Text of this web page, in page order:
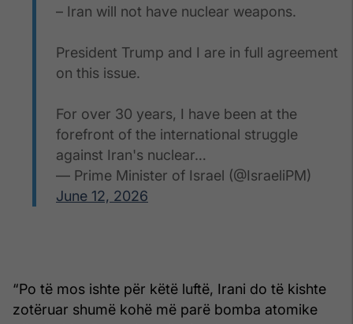
– Iran will not have nuclear weapons.
President Trump and I are in full agreement
on this issue.
For over 30 years, I have been at the
forefront of the international struggle
against Iran's nuclear…
— Prime Minister of Israel (@IsraeliPM)
June 12, 2026
“Po të mos ishte për këtë luftë, Irani do të kishte
zotëruar shumë kohë më parë bomba atomike